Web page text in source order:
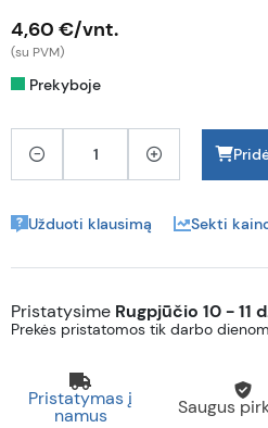
4,60 €/vnt.
(su PVM)
Prekyboje
Užduoti klausimą Sekti
Pristatysime Rugpjūčio 10 - 11
Prekės pristatomos tik darbo
Pristatymas į
namus Saugus